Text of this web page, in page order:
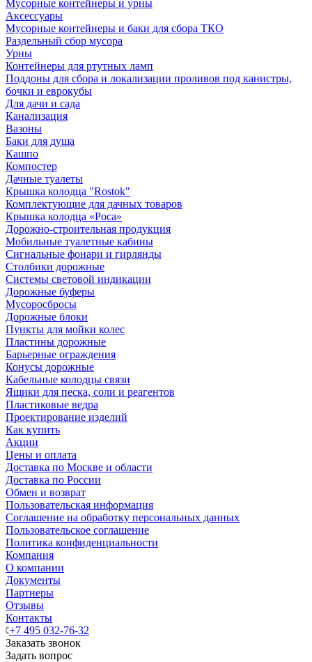
Мусорные контейнеры и урны
Аксессуары
Мусорные контейнеры и баки для сбора ТКО
Раздельный сбор мусора
Урны
Контейнеры для ртутных ламп
Поддоны для сбора и локализации проливов под канистры,
бочки и еврокубы
Для дачи и сада
Канализация
Вазоны
Баки для душа
Кашпо
Компостер
Дачные туалеты
Крышка колодца "Rostok"
Комплектующие для дачных товаров
Крышка колодца «Роса»
Дорожно-строительная продукция
Мобильные туалетные кабины
Сигнальные фонари и гирлянды
Столбики дорожные
Системы световой индикации
Дорожные буферы
Мусоросбросы
Дорожные блоки
Пункты для мойки колес
Пластины дорожные
Барьерные ограждения
Конусы дорожные
Кабельные колодцы связи
Ящики для песка, соли и реагентов
Пластиковые ведра
Проектирование изделий
Как купить
Акции
Цены и оплата
Доставка по Москве и области
Доставка по России
Обмен и возврат
Пользовательская информация
Соглашение на обработку персональных данных
Пользовательское соглашение
Политика конфиденциальности
Компания
О компании
Документы
Партнеры
Отзывы
Контакты
+7 495 032-76-32
Заказать звонок
Задать вопрос